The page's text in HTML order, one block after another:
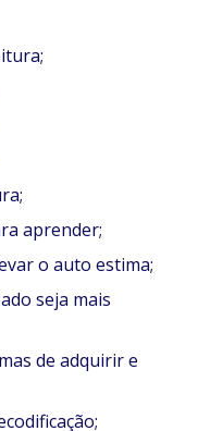
aprender;
o auto estima;
seja mais
de adquirir e